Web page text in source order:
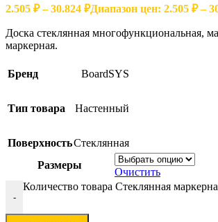
2.505 ₽ – 30.824 ₽Диапазон цен: 2.505 ₽ –
Доска стеклянная многофункциональная,
маркерная.
Бренд BoardSYS
Тип товара Настенный
ПоверхностьСтеклянная
Размеры
Очистить
-
Количество товара Стеклянная